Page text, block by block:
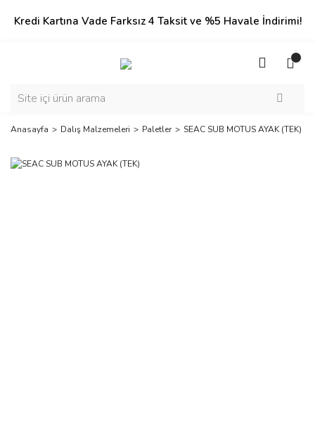
Kredi Kartına Vade Farksız 4 Taksit ve %5 Havale İndirimi!
Anasayfa Dalış Malzemeleri Paletler SEAC SUB MOTUS AYAK (TEK)